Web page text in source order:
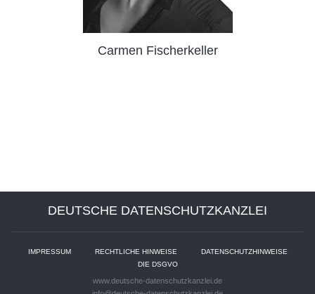
Carmen Fischerkeller
DEUTSCHE DATENSCHUTZKANZLEI
IMPRESSUM RECHTLICHE HINWEISE
DATENSCHUTZHINWEISE
DIE DSGVO
www.deutsche-datenschutzkanzlei.de